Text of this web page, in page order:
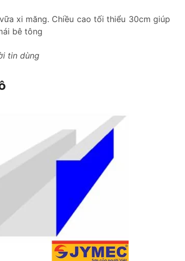
xi măng. Chiều cao tối thiểu 30cm giúp
bê tông
tin dùng